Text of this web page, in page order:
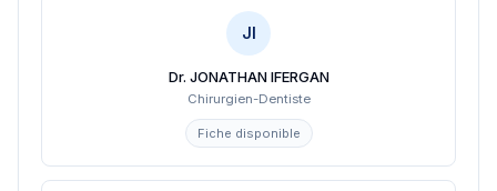
JI
Dr. JONATHAN IFERGAN
Chirurgien-Dentiste
Fiche disponible